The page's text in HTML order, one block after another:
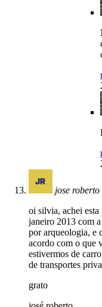
jose
oi silvia, achei
janeiro 2013 com
por arqueologia, e
acordo com o que
estivermos de
de transportes
grato